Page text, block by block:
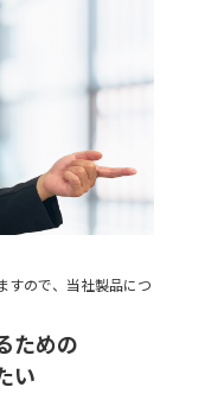
すので、当社製品につ
ための
い